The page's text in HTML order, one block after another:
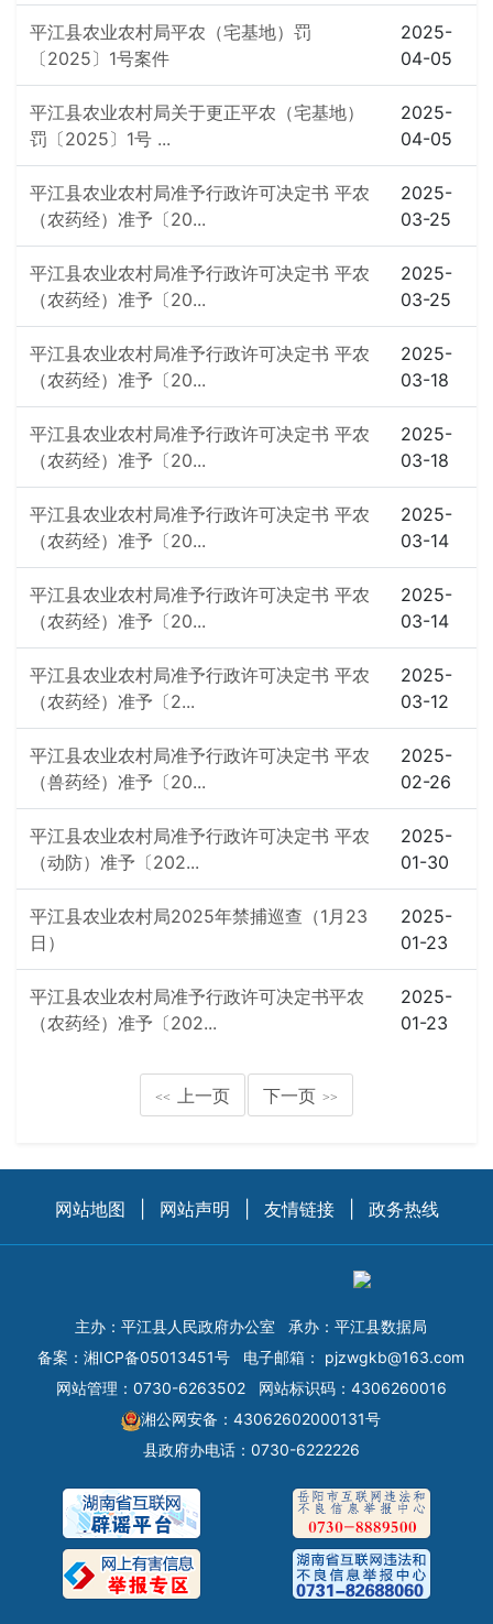
平江县农业农村局平农（宅基地）罚
〔2025〕1号案件
2025-
04-05
平江县农业农村局关于更正平农（宅基地）
罚〔2025〕1号 ...
2025-
04-05
平江县农业农村局准予行政许可决定书 平农
（农药经）准予〔20...
2025-
03-25
平江县农业农村局准予行政许可决定书 平农
（农药经）准予〔20...
2025-
03-25
平江县农业农村局准予行政许可决定书 平农
（农药经）准予〔20...
2025-
03-18
平江县农业农村局准予行政许可决定书 平农
（农药经）准予〔20...
2025-
03-18
平江县农业农村局准予行政许可决定书 平农
（农药经）准予〔20...
2025-
03-14
平江县农业农村局准予行政许可决定书 平农
（农药经）准予〔20...
2025-
03-14
平江县农业农村局准予行政许可决定书 平农
（农药经）准予〔2...
2025-
03-12
平江县农业农村局准予行政许可决定书 平农
（兽药经）准予〔20...
2025-
02-26
平江县农业农村局准予行政许可决定书 平农
（动防）准予〔202...
2025-
01-30
平江县农业农村局2025年禁捕巡查（1月23
日）
2025-
01-23
平江县农业农村局准予行政许可决定书平农
（农药经）准予〔202...
2025-
01-23
<< 上一页 下一页 >>
网站地图 网站声明 友情链接 政务热线
主办：平江县人民政府办公室
承办：平江县数据局
备案： 湘ICP备05013451号 电子邮箱： pjzwgkb@163.com
网站管理：0730-6263502
网站标识码：4306260016
湘公网安备：43062602000131号
县政府办电话：0730-6222226